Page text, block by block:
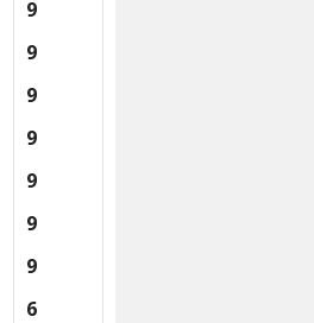
9
9
9
9
9
9
9
6